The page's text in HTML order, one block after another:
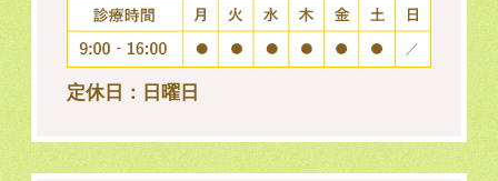
定休日：日曜日